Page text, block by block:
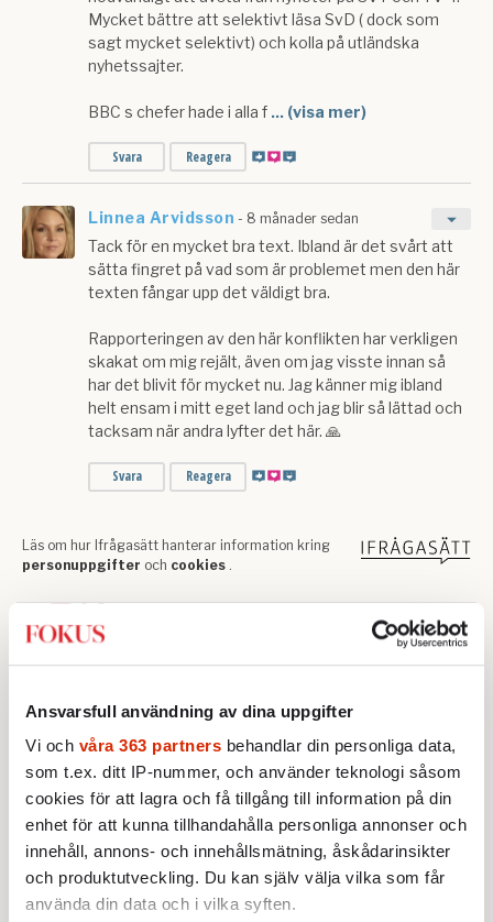
Ansvarsfull användning av dina uppgifter
Vi och våra 363 partners behandlar din personliga data,
som t.ex. ditt IP-nummer, och använder teknologi såsom
cookies för att lagra och få tillgång till information på din
enhet för att kunna tillhandahålla personliga annonser och
innehåll, annons- och innehållsmätning, åskådarinsikter
och produktutveckling. Du kan själv välja vilka som får
använda din data och i vilka syften.
Text:Johan Romin
Israel / Palestina
Public service Sveriges Radio
Mer från Johan Romin
STICKET
Johan Romin: